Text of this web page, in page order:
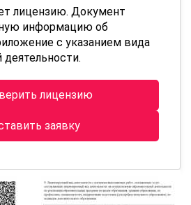
лицензию. Документ
информацию об
с указанием вида
деятельности.
лицензию
заявку